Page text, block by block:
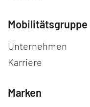
Mobilitätsgruppe
Navigation
Unternehmen
Karriere
Marken